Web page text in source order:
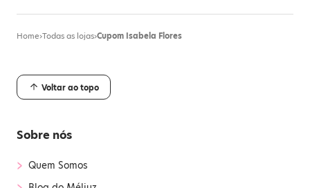
Home›Todas as lojas›Cupom Isabela Flores
Voltar ao topo
Sobre nós
› Quem Somos